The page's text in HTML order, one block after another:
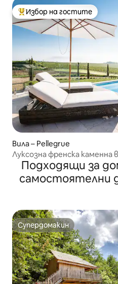
Най-популярен избор на
Избор на гостите
Вила – Pellegrue
Луксозна френска каменна
Подходящи за
самостоятелни
Супердомакин
Супердомакин